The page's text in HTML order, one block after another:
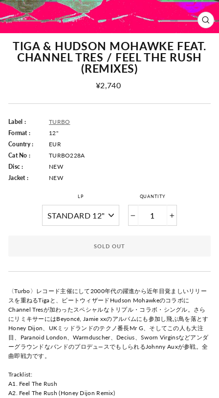
TIGA & HUDSON MOHAWKE FEAT.
CHANNEL TRES / FEEL THE RUSH
(REMIXES)
Regular
¥2,740
Label :
TURBO
Format :
12"
Country :
EUR
Cat No :
TURBO228A
Disc :
NEW
Jacket :
NEW
LP QUANTITY
SOLD OUT
〈Turbo〉レコード主催にして2000年代の躍進から近年目覚ましいリリー
スを重ねるTigaと、ビートウィザードHudson Mohawkeのコラボに
Channel Tresが加わったスペシャルなトリプル・コラボ・シングル。さら
にリミキサーにはBeyoncé, Jamie xxのアルバムにも参加し飛ぶ鳥を落とす
Honey Dijon、UKミッドランドのテクノ番長Mr G、そしてこの人も大注
目、Paranoid London、Warmduscher、Decius、Sworn Virginsなどアンダ
ーグラウンドなバンドのプロデュ―スでもしられるJohnny Auxが参戦。全
曲即戦力です。
Tracklist:
A1. Feel The Rush
A2. Feel The Rush (Honey Dijon Remix)